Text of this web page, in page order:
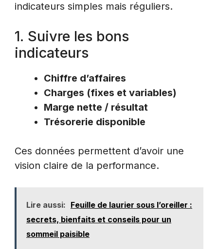
indicateurs simples mais réguliers.
1. Suivre les bons
indicateurs
Chiffre d’affaires
Charges (fixes et variables)
Marge nette / résultat
Trésorerie disponible
Ces données permettent d’avoir une
vision claire de la performance.
Lire aussi: Feuille de laurier sous l’oreiller :
secrets, bienfaits et conseils pour un
sommeil paisible